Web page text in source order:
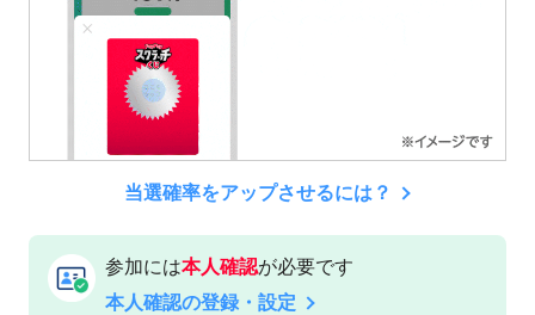
当選確率をアップさせるには？
参加には本人確認が必要です
本人確認の登録・設定